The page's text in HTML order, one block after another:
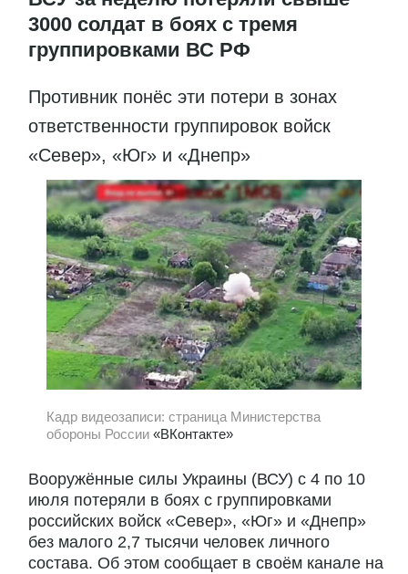
3000 солдат в боях с тремя
группировками ВС РФ
Противник понёс эти потери в зонах
ответственности группировок войск
«Север», «Юг» и «Днепр»
Кадр видеозаписи: страница Министерства
обороны России «ВКонтакте»
Вооружённые силы Украины (ВСУ) с 4 по 10
июля потеряли в боях с группировками
российских войск «Север», «Юг» и «Днепр»
без малого 2,7 тысячи человек личного
состава. Об этом сообщает в своём канале на